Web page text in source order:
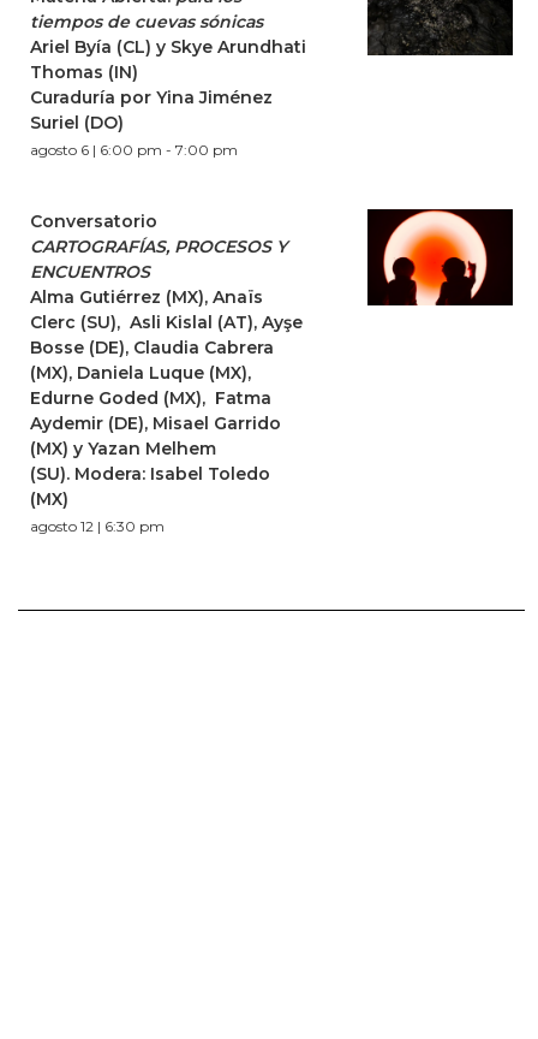
tiempos de cuevas sónicas
Ariel Byía (CL) y Skye Arundhati
Thomas (IN)
Curaduría por Yina Jiménez
Suriel (DO)
agosto 6 | 6:00 pm - 7:00 pm
Conversatorio
CARTOGRAFÍAS, PROCESOS Y
ENCUENTROS
Alma Gutiérrez (MX), Anaïs
Clerc (SU), Asli Kislal (AT), Ayşe
Bosse (DE), Claudia Cabrera
(MX), Daniela Luque (MX),
Edurne Goded (MX), Fatma
Aydemir (DE), Misael Garrido
(MX) y Yazan Melhem
(SU). Modera: Isabel Toledo
(MX)
agosto 12 | 6:30 pm